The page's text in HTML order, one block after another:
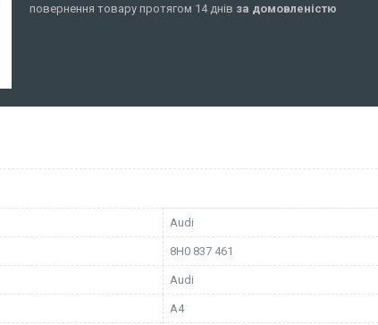
повернення товару протягом 14 днів за домовленістю
Audi
8H0 837 461
Audi
A4